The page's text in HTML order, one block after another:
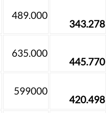
489.000
343.278
635.000
445.770
599000
420.498